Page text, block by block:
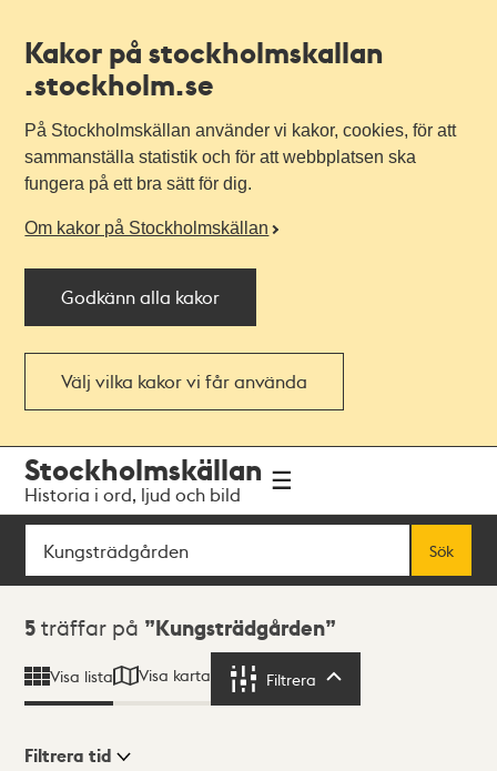
Kakor på stockholmskallan
.stockholm.se
På Stockholmskällan använder vi kakor, cookies, för att
sammanställa statistik och för att webbplatsen ska
fungera på ett bra sätt för dig.
Om kakor på Stockholmskällan
Godkänn alla kakor
Välj vilka kakor vi får använda
navigationen
huvudinnehållet
Stockholmskällan
Historia i ord, ljud och bild
Sök
Sök
Sökresultat
5 träffar på Kungsträdgården
Visa lista Visa karta Filtrera
Filtrera tid